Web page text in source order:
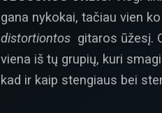
gana nykokai, tačiau vien
distortiontos gitaros ūžesį.
viena iš tų grupių, kuri
kad ir kaip stengiaus bei